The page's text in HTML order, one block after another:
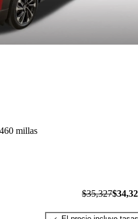
millas
$35,327